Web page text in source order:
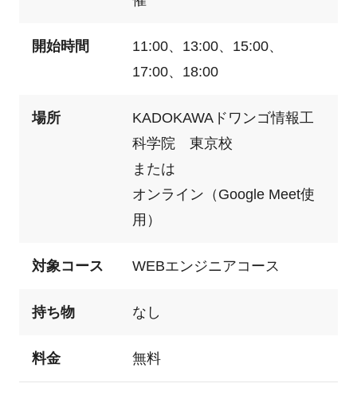
開始時間
11:00、13:00、15:00、
17:00、18:00
場所
KADOKAWAドワンゴ情報工
科学院 東京校
または
オンライン（Google Meet使
用）
対象コース WEBエンジニアコース
持ち物 なし
料金 無料